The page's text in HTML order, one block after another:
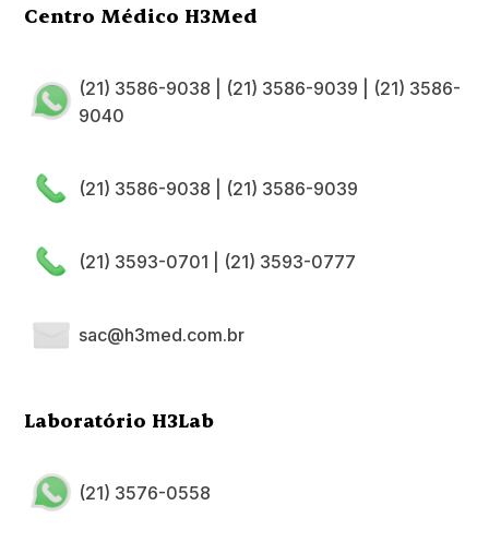
Centro Médico H3Med
(21) 3586-9038 (21) 3586-9039
(21) 3586-
9040
(21) 3586-9038 (21) 3586-9039
(21) 3593-0701 (21) 3593-0777
sac@h3med.com.br
Laboratório H3Lab
(21) 3576-0558